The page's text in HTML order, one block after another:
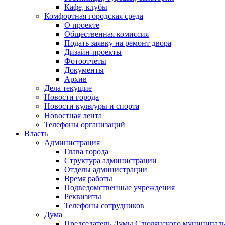
Кафе, клубы
Комфортная городская среда
О проекте
Общественная комиссия
Подать заявку на ремонт двора
Дизайн-проекты
Фотоотчеты
Документы
Архив
Дела текущие
Новости города
Новости культуры и спорта
Новостная лента
Телефоны организаций
Власть
Администрация
Глава города
Структура администрации
Отделы администрации
Время работы
Подведомственные учреждения
Реквизиты
Телефоны сотрудников
Дума